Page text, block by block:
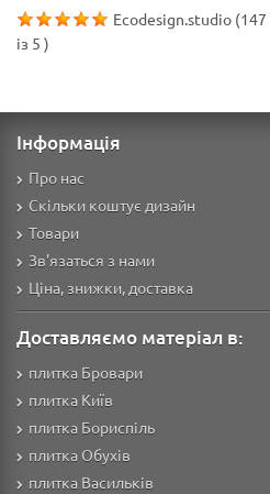
Ecodesign.studio (147
із 5 )
Інформація
Про нас
Скільки коштує дизайн
Товари
Зв'язаться з нами
Ціна, знижки, доставка
Доставляємо матеріал в:
плитка Бровари
плитка Київ
плитка Бориспіль
плитка Обухів
плитка Васильків